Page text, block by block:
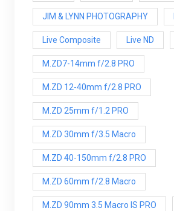
JIM & LYNN PHOTOGRAPHY
Live Composite Live ND
M.ZD7-14mm f/2.8 PRO
M.ZD 12-40mm f/2.8 PRO
M.ZD 25mm f/1.2 PRO
M.ZD 30mm f/3.5 Macro
M.ZD 40-150mm f/2.8 PRO
M.ZD 60mm f/2.8 Macro
M.ZD 90mm 3.5 Macro IS PRO